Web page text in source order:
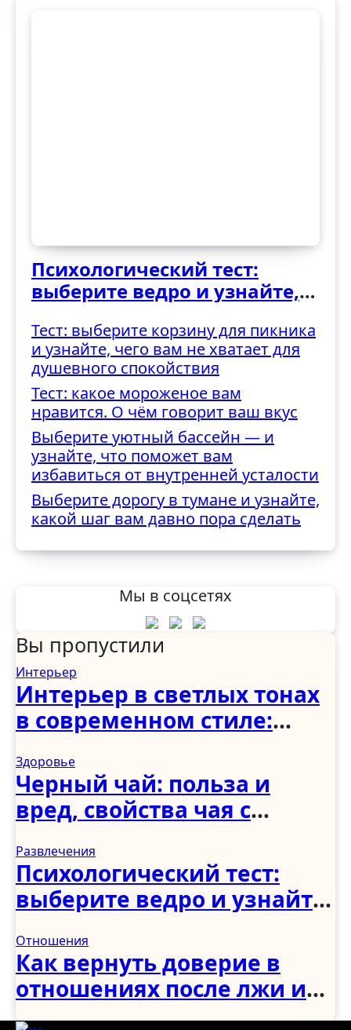
Психологический тест:
выберите ведро и узнайте,
трудностями
Тест: выберите корзину для пикника
и узнайте, чего вам не хватает для
душевного спокойствия
Тест: какое мороженое вам
нравится. О чём говорит ваш вкус
Выберите уютный бассейн — и
узнайте, что поможет вам
избавиться от внутренней усталости
Выберите дорогу в тумане и узнайте,
какой шаг вам давно пора сделать
Мы в соцсетях
Вы пропустили
Интерьер
Интерьер в светлых тонах
в современном стиле:
прихожая и коридор
Здоровье
Черный чай: польза и
вред, свойства чая с
Развлечения
Психологический тест:
выберите ведро и узнайте,
трудностями
Отношения
Как вернуть доверие в
отношениях после лжи и
измены: советы